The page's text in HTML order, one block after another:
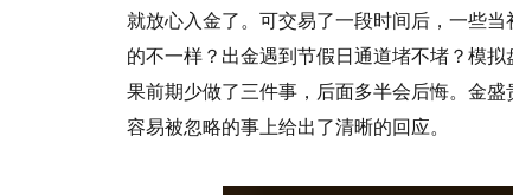
就放心入金了。可交易了一段时间后，一些
的不一样？出金遇到节假日通道堵不堵？模
果前期少做了三件事，后面多半会后悔。金
容易被忽略的事上给出了清晰的回应。